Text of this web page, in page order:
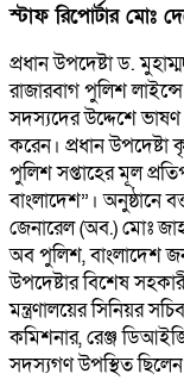
স্টাফ রিপোর্টার মোঃ
প্রধান উপদেষ্টা ড.
রাজারবাগ পুলিশ
সদস্যদের উদ্দেশে
করেন। প্রধান
পুলিশ সপ্তাহের মূল
বাংলাদেশ”। অনুষ্ঠানে
জেনারেল (অব.) মোঃ
অব পুলিশ, বাংলাদেশ
উপদেষ্টার বিশেষ
মন্ত্রণালয়ের সিনিয়র
কমিশনার, রেঞ্জ
সদস্যগণ উপস্থিত